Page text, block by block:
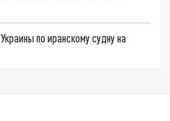
по иранскому судну на